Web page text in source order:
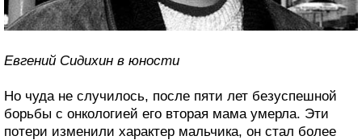
Евгений Сидихин в юности
Но чуда не случилось, после пяти лет безуспешной
борьбы с онкологией его вторая мама умерла. Эти
потери изменили характер мальчика, он стал более